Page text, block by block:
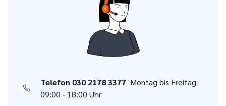
Telefon 030 2178 3377 Montag bis Freitag
09:00 - 18:00 Uhr